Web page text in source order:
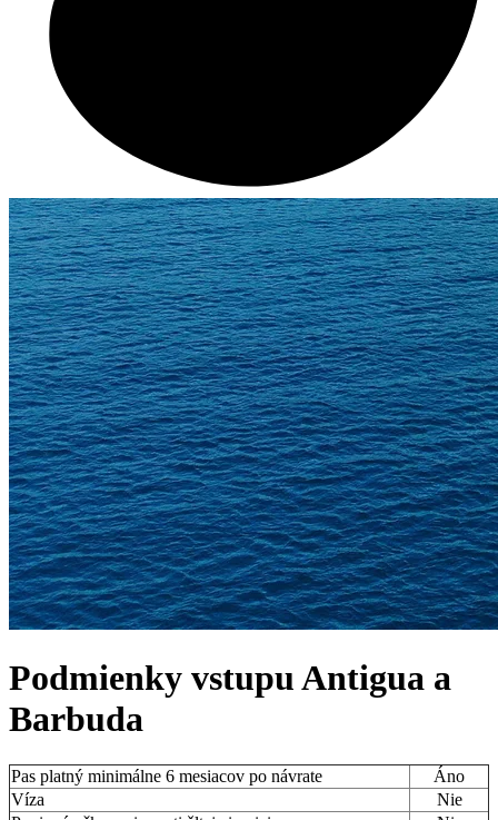
Podmienky vstupuAntigua a
Barbuda
Pas platný minimálne 6 mesiacov po návrate
Áno
Víza
Nie